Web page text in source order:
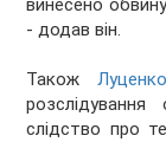
винесено
- додав він.
ТакожЛуценко
слідство про